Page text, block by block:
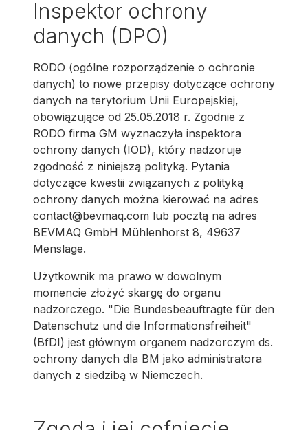
Inspektor ochrony
danych (DPO)
RODO (ogólne rozporządzenie o ochronie
danych) to nowe przepisy dotyczące ochrony
danych na terytorium Unii Europejskiej,
obowiązujące od 25.05.2018 r. Zgodnie z
RODO firma GM wyznaczyła inspektora
ochrony danych (IOD), który nadzoruje
zgodność z niniejszą polityką. Pytania
dotyczące kwestii związanych z polityką
ochrony danych można kierować na adres
contact@bevmaq.com lub pocztą na adres
BEVMAQ GmbH Mühlenhorst 8, 49637
Menslage.
Użytkownik ma prawo w dowolnym
momencie złożyć skargę do organu
nadzorczego. "Die Bundesbeauftragte für den
Datenschutz und die Informationsfreiheit"
(BfDI) jest głównym organem nadzorczym ds.
ochrony danych dla BM jako administratora
danych z siedzibą w Niemczech.